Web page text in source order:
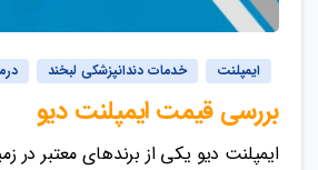
ایمپلنت خدمات دندانپزشکی لبخند
بررسی قیمت ایمپلنت دیو
ایمپلنت دیو یکی از برندهای معتبر در